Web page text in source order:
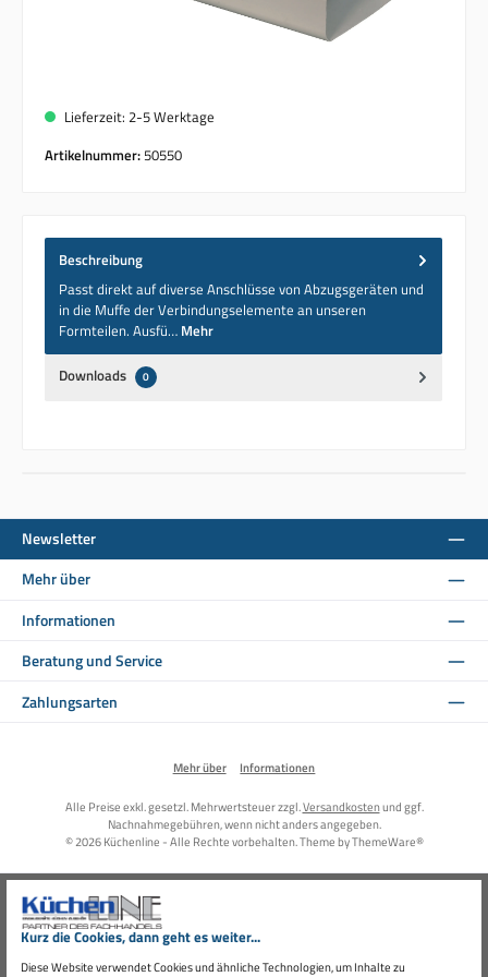
Kurz die Cookies, dann geht es weiter...
Diese Website verwendet Cookies und ähnliche Technologien, um Inhalte zu
Lieferzeit: 2-5 Werktage
Artikelnummer:50550
Beschreibung
Passt direkt auf diverse Anschlüsse von Abzugsgeräten und
in die Muffe der Verbindungselemente an unseren
Formteilen. Ausfü… Mehr
Downloads 0
Newsletter
Mehr über
Informationen
Beratung und Service
Zahlungsarten
Mehr über Informationen
Alle Preise exkl. gesetzl. Mehrwertsteuer zzgl.Versandkostenund ggf.
Nachnahmegebühren, wenn nicht anders angegeben.
© 2026 Küchenline - Alle Rechte vorbehalten. Theme byThemeWare®